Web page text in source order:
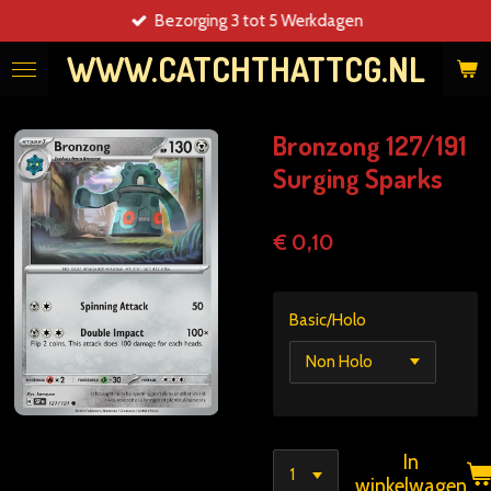
direct
naar
WWW.CATCHTHATTCG.NL
Bezorging 3 tot 5 Werkdagen
Bronzong 127/191
Surging Sparks
€ 0,10
Basic/Holo
In